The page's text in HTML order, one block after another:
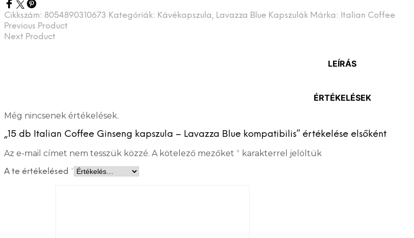
Cikkszám: 8054890310673 Kategóriák: Kávékapszula, Lavazza Blue Kapszulák Márka: Italian Coffee
Previous Product
Next Product
LEÍRÁS
ÉRTÉKELÉSEK
Még nincsenek értékelések.
„15 db Italian Coffee Ginseng kapszula – Lavazza Blue kompatibilis” értékelése elsőként
Az e-mail címet nem tesszük közzé. A kötelező mezőket * karakterrel jelöltük
A te értékelésed *